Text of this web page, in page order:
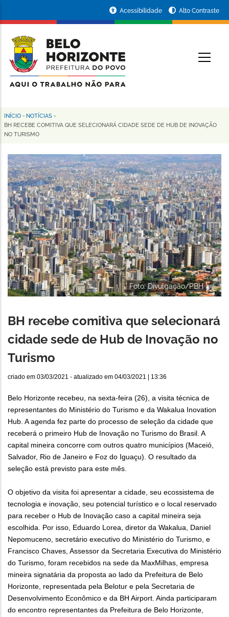
conteúdo
principal
da
Prefeitura
de
Horizonte
Acessibilidade Alto Contraste
Trilha
de
navegação
INÍCIO - NOTÍCIAS -
BH RECEBE COMITIVA QUE SELECIONARÁ CIDADE SEDE DE HUB DE INOVAÇÃO
NO TURISMO
Foto: Divulgação/PBH
BH recebe comitiva que selecionará
cidade sede de Hub de Inovação no
Turismo
criado em 03/03/2021 - atualizado em 04/03/2021 | 13:36
Belo Horizonte recebeu, na sexta-feira (26), a visita técnica de
representantes do Ministério do Turismo e da Wakalua Inovation
Hub. A agenda fez parte do processo de seleção da cidade que
receberá o primeiro Hub de Inovação no Turismo do Brasil. A
capital mineira concorre com outros quatro municípios (Maceió,
Salvador, Rio de Janeiro e Foz do Iguaçu). O resultado da
seleção está previsto para este mês.
O objetivo da visita foi apresentar a cidade, seu ecossistema de
tecnologia e inovação, seu potencial turístico e o local reservado
para receber o Hub de Inovação caso a capital mineira seja
escolhida. Por isso, Eduardo Lorea, diretor da Wakalua, Daniel
Nepomuceno, secretário executivo do Ministério do Turismo, e
Francisco Chaves, Assessor da Secretaria Executiva do Ministério
do Turismo, foram recebidos na sede da MaxMilhas, empresa
mineira signatária da proposta ao lado da Prefeitura de Belo
Horizonte, representada pela Belotur e pela Secretaria de
Desenvolvimento Econômico e da BH Airport. Ainda participaram
do encontro representantes da Prefeitura de Belo Horizonte,